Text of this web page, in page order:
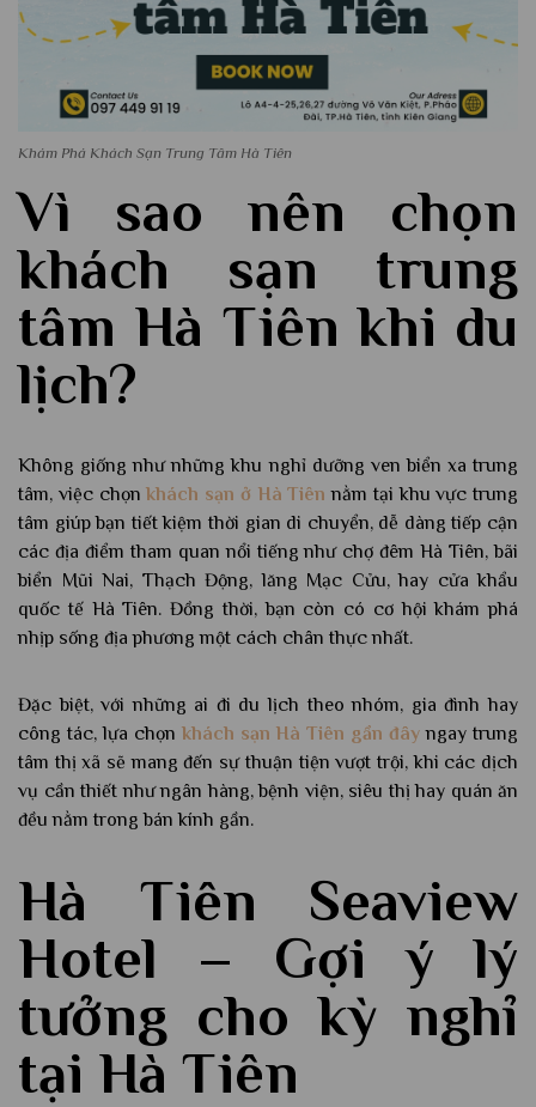
Khám Phá Khách Sạn Trung Tâm Hà Tiên
Vì sao nên chọn
khách sạn trung
tâm Hà Tiên khi du
lịch?
Không giống như những khu nghỉ dưỡng ven biển xa trung
tâm, việc chọnkhách sạn ở Hà Tiên nằm tại khu vực trung
tâm giúp bạn tiết kiệm thời gian di chuyển, dễ dàng tiếp cận
các địa điểm tham quan nổi tiếng như chợ đêm Hà Tiên, bãi
biển Mũi Nai, Thạch Động, lăng Mạc Cửu, hay cửa khẩu
quốc tế Hà Tiên. Đồng thời, bạn còn có cơ hội khám phá
nhịp sống địa phương một cách chân thực nhất.
Đặc biệt, với những ai đi du lịch theo nhóm, gia đình hay
công tác, lựa chọn khách sạn Hà Tiên gần đây ngay trung
tâm thị xã sẽ mang đến sự thuận tiện vượt trội, khi các dịch
vụ cần thiết như ngân hàng, bệnh viện, siêu thị hay quán ăn
đều nằm trong bán kính gần.
Hà Tiên Seaview
Hotel – Gợi ý lý
tưởng cho kỳ nghỉ
tại Hà Tiên